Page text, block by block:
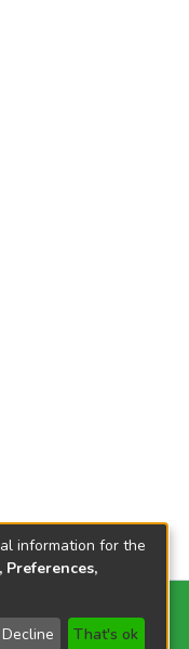
information for the
Decline That's ok